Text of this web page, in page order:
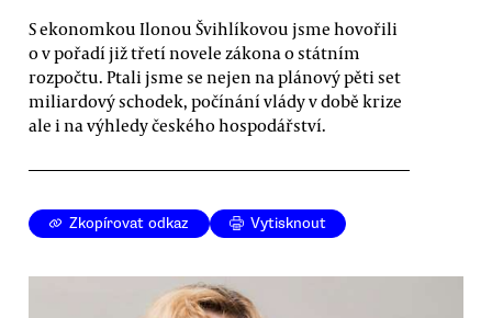
S ekonomkou Ilonou Švihlíkovou jsme hovořili
o v pořadí již třetí novele zákona o státním
rozpočtu. Ptali jsme se nejen na plánový pěti set
miliardový schodek, počínání vlády v době krize
ale i na výhledy českého hospodářství.
Zkopírovat odkaz Vytisknout